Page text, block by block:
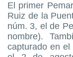
El primer
Ruiz de la
núm. 3, el de
nombre).
capturado en